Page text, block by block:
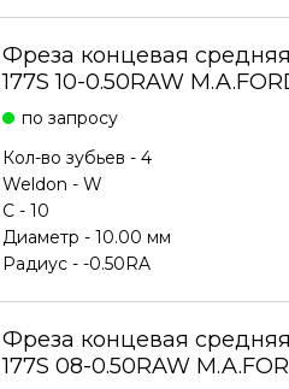
Фреза концевая
177S 10-0.50RAW
по запросу
Кол-во зубьев - 4
Weldon - W
С - 10
Диаметр - 10.00 мм
Радиус - -0.50RA
Фреза концевая
177S 08-0.50RAW